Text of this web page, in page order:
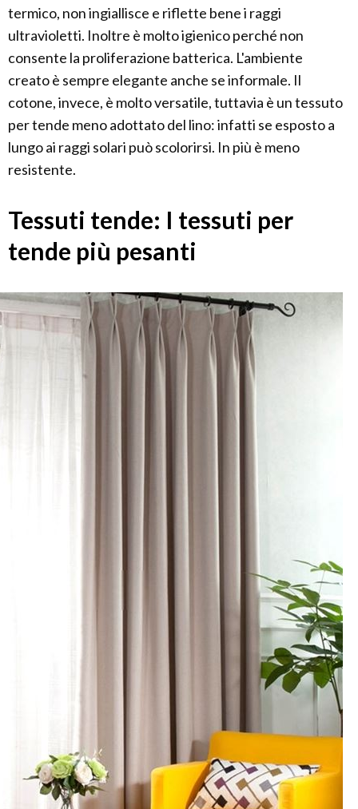
termico, non ingiallisce e riflette bene i raggi
ultravioletti. Inoltre è molto igienico perché non
consente la proliferazione batterica. L'ambiente
creato è sempre elegante anche se informale. Il
cotone, invece, è molto versatile, tuttavia è un tessuto
per tende meno adottato del lino: infatti se esposto a
lungo ai raggi solari può scolorirsi. In più è meno
resistente.
Tessuti tende: I tessuti per
tende più pesanti